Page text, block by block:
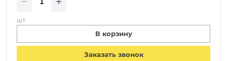
шт
В корзину
Заказать звонок